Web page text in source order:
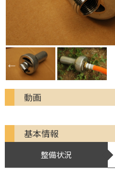
動画
基本情報
整備状況